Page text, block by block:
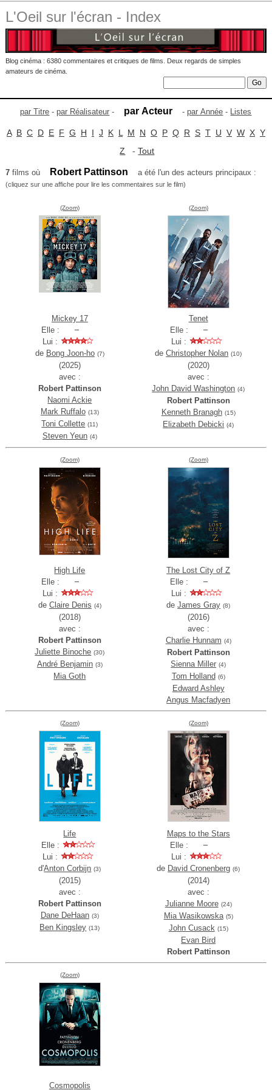
L'Oeil sur l'écran - Index
Blog cinéma : 6380 commentaires et critiques de films. Deux regards de simples
amateurs de cinéma.
par Titre -par Réalisateur - par Acteur -par Année - Listes
A B C D E F G H I J K L M N O P Q R S T U V W X Y
Z -Tout
7films où Robert Pattinson a été l'un des acteurs principaux :
(cliquez sur une affiche pour lire les commentaires sur le film)
(Zoom)
Mickey 17
Elle :
Lui :
de Bong Joon-ho (7)
(2025)
avec :
Robert Pattinson
Naomi Ackie
Mark Ruffalo (13)
Toni Collette (11)
Steven Yeun (4)
(Zoom)
Tenet
Elle :
Lui :
deChristopher Nolan (10)
(2020)
avec :
John David Washington (4)
Robert Pattinson
Kenneth Branagh (15)
Elizabeth Debicki (4)
(Zoom)
High Life
Elle :
Lui :
de Claire Denis (4)
(2018)
avec :
Robert Pattinson
Juliette Binoche (30)
André Benjamin (3)
Mia Goth
(Zoom)
The Lost City of Z
Elle :
Lui :
deJames Gray (8)
(2016)
avec :
Charlie Hunnam (4)
Robert Pattinson
Sienna Miller (4)
Tom Holland (6)
Edward Ashley
Angus Macfadyen
(Zoom)
Life
Elle :
Lui :
d'Anton Corbijn (3)
(2015)
avec :
Robert Pattinson
Dane DeHaan (3)
Ben Kingsley (13)
(Zoom)
Maps to the Stars
Elle :
Lui :
de David Cronenberg (6)
(2014)
avec :
Julianne Moore (24)
Mia Wasikowska (5)
John Cusack (15)
Evan Bird
Robert Pattinson
(Zoom)
Cosmopolis